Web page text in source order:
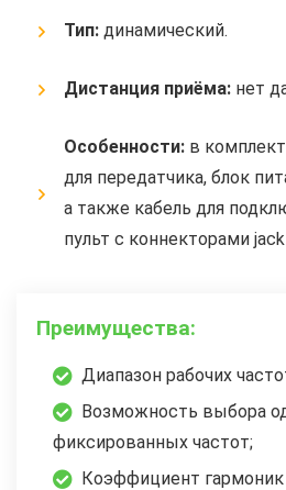
Тип: динамический.
Дистанция приёма: нет
Особенности: в
для передатчика, блок
а также кабель для
пульт с коннекторами
Преимущества:
Диапазон рабочих
Возможность выбора
фиксированных частот;
Коэффициент гармоник